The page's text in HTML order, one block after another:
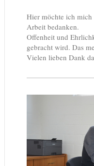
Hier möchte ich mich
Arbeit bedanken.
Offenheit und
gebracht wird. Das
Vielen lieben Dank